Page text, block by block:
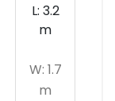
L: 3.2
m
W: 1.7
m